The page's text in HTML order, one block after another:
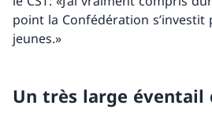
point la Confédération
jeunes.»
Un très large éventail